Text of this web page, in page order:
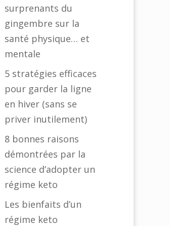
surprenants du
gingembre sur la
santé physique… et
mentale
5 stratégies efficaces
pour garder la ligne
en hiver (sans se
priver inutilement)
8 bonnes raisons
démontrées par la
science d’adopter un
régime keto
Les bienfaits d’un
régime keto